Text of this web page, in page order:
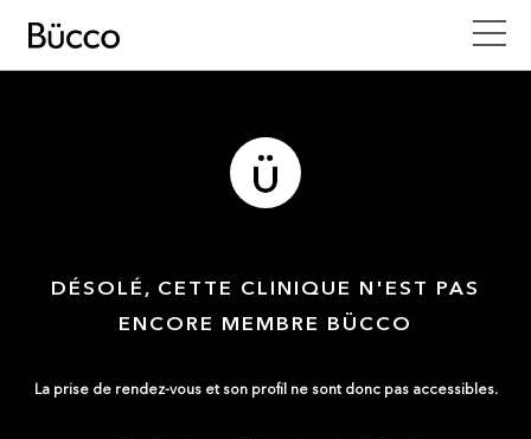
DÉSOLÉ, CETTE CLINIQUE N'EST PAS
ENCORE MEMBRE BÜCCO
La prise de rendez-vous et son profil ne sont donc pas accessibles.